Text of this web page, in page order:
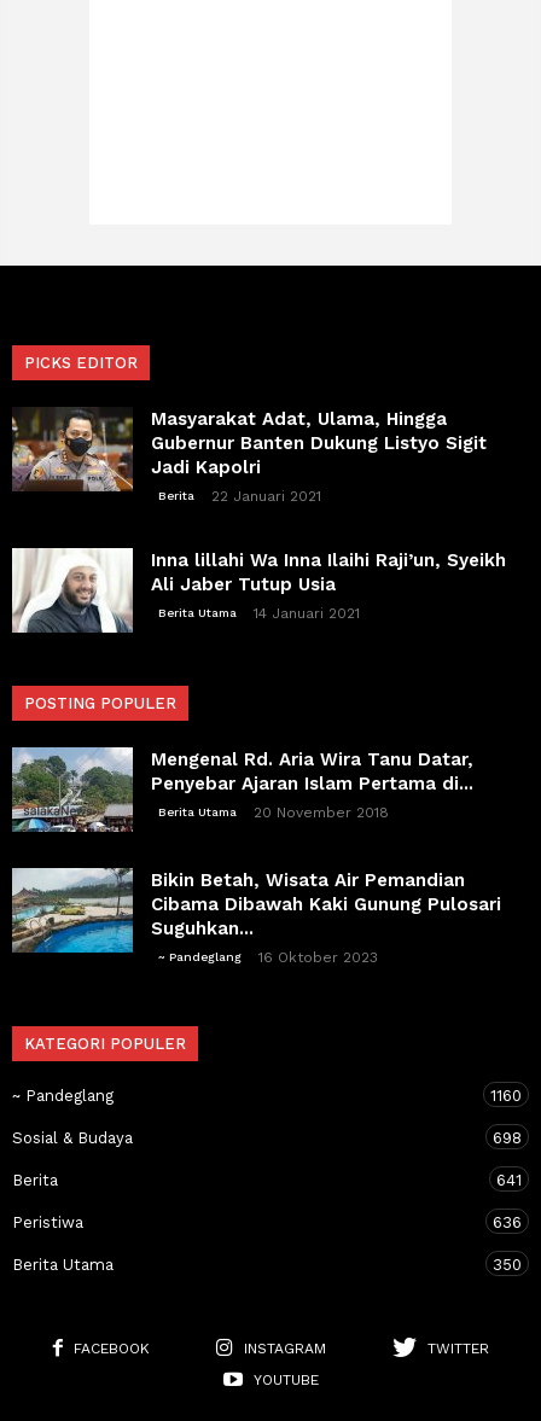
PICKS EDITOR
Masyarakat Adat, Ulama, Hingga
Gubernur Banten Dukung Listyo Sigit
Jadi Kapolri
Berita 22 Januari 2021
Inna lillahi Wa Inna Ilaihi Raji’un, Syeikh
Ali Jaber Tutup Usia
Berita Utama 14 Januari 2021
POSTING POPULER
Mengenal Rd. Aria Wira Tanu Datar,
Penyebar Ajaran Islam Pertama di...
Berita Utama 20 November 2018
Bikin Betah, Wisata Air Pemandian
Cibama Dibawah Kaki Gunung Pulosari
Suguhkan...
~ Pandeglang 16 Oktober 2023
KATEGORI POPULER
~ Pandeglang 1160
Sosial & Budaya 698
Berita 641
Peristiwa 636
Berita Utama 350
FACEBOOK INSTAGRAM
TWITTER
YOUTUBE